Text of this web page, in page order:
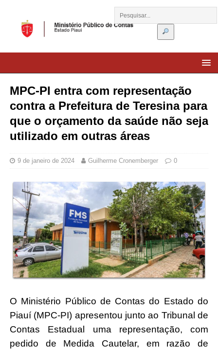
MPC-PI entra com representação
contra a Prefeitura de Teresina para
que o orçamento da saúde não seja
utilizado em outras áreas
9 de janeiro de 2024 Guilherme Cronemberger 0
O Ministério Público de Contas do Estado do
Piauí (MPC-PI) apresentou junto ao Tribunal de
Contas Estadual uma representação, com
pedido de Medida Cautelar, em razão de